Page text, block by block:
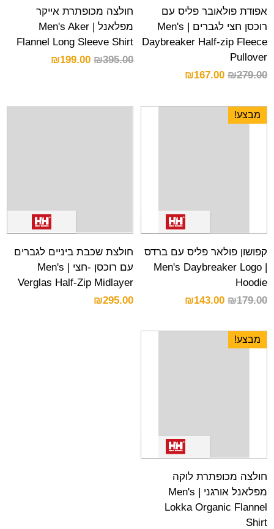
אפודת פולאובר פליס עם
רוכסן חצי לגברים | Men's
Daybreaker Half-zip Fleece
Pullover
₪279.00
₪167.00
חולצה מכופתרת אייקר
מפלאנל | Men's Aker
Flannel Long Sleeve Shirt
₪395.00
₪199.00
מבצע!
קפושון פולאר פליס עם ברדס
| Men's Daybreaker Logo
Hoodie
₪179.00
₪143.00
חולצת שכבת ביניים לגברים
עם רוכסן -חצי | Men's
Verglas Half-Zip Midlayer
₪295.00
מבצע!
חולצה מכופתרת לוקה
מפלאנל אורגני | Men's
Lokka Organic Flannel
Shirt